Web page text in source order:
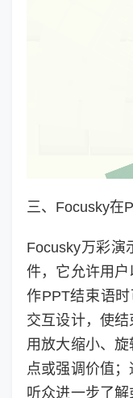
三、Focusky在
Focusky万彩演
件，它允许用
作PPT结束语
交互设计，使
用放大缩小、
点或强调价值
听众进一步了